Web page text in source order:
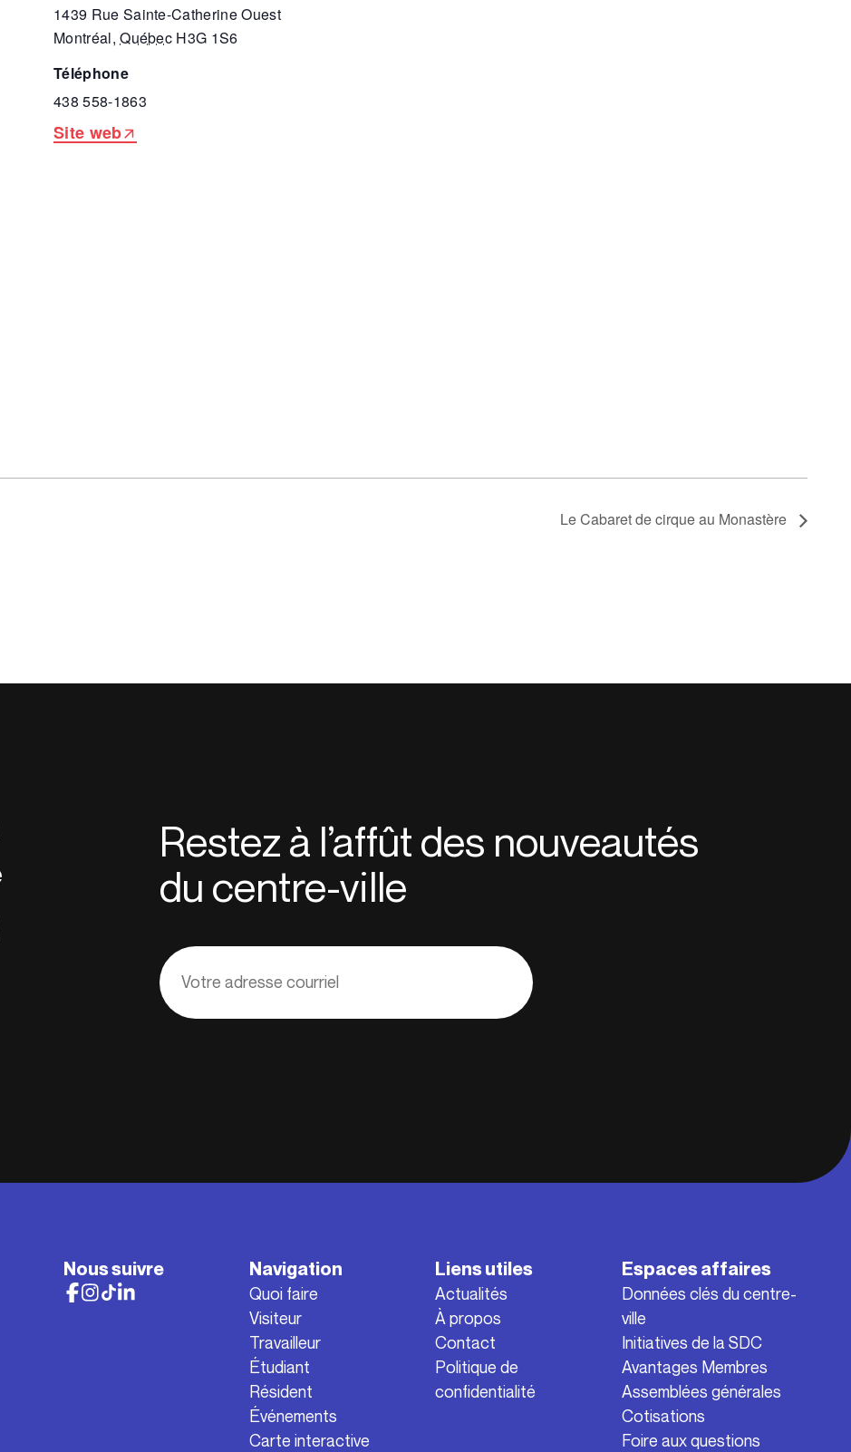
1439 Rue Sainte-Catherine Ouest
Montréal, Québec H3G 1S6
téléphone
438 558-1863
Site web
Le Cabaret de cirque au Monastère
Restez à l’affût des nouveautés
du centre-ville
Adresse
courriel
Nous suivre Navigation
Quoi faire
Visiteur
Travailleur
Étudiant
Résident
Événements
Carte interactive
Liens utiles
Actualités
À propos
Contact
Politique de
confidentialité
Espaces affaires
Données clés du centre-
ville
Initiatives de la SDC
Avantages Membres
Assemblées générales
Cotisations
Foire aux questions